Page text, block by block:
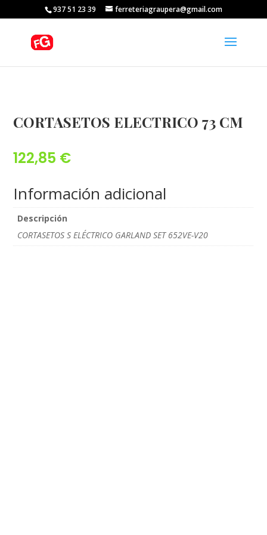
937 51 23 39 ferreteriagraupera@gmail.com
CORTASETOS ELECTRICO 73 CM
122,85 €
Información adicional
Descripción
CORTASETOS S ELÉCTRICO GARLAND SET 652VE-V20